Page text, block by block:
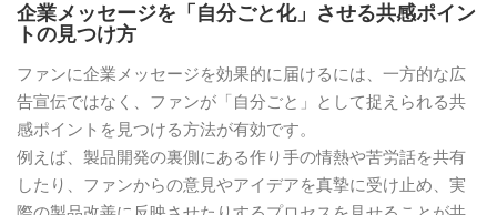
企業メッセージを「自分ごと化」させる共感ポイン
トの見つけ方
ファンに企業メッセージを効果的に届けるには、一方的な広
告宣伝ではなく、ファンが「自分ごと」として捉えられる共
感ポイントを見つける方法が有効です。
例えば、製品開発の裏側にある作り手の情熱や苦労話を共有
したり、ファンからの意見やアイデアを真摯に受け止め、実